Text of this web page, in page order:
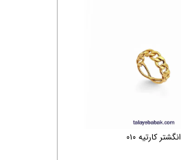
انگشتر کارتیه ۰۱۰